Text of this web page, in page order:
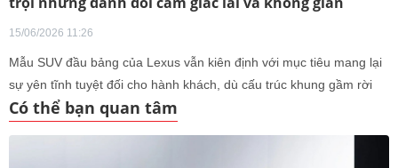
15/06/2026 11:26
Mẫu SUV đầu bảng của Lexus vẫn kiên định với mục tiêu mang lại
sự yên tĩnh tuyệt đối cho hành khách, dù cấu trúc khung gầm rời
khiến xe phải đánh đổi sự linh hoạt trên đường phố.
Có thể bạn quan tâm